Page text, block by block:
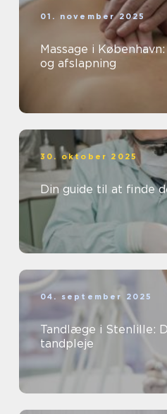
01. november 2025
Massage i
og afslapning
30. oktober 2025
Din guide til at finde
04. september 2025
Tandlæge i Stenlille:
tandpleje